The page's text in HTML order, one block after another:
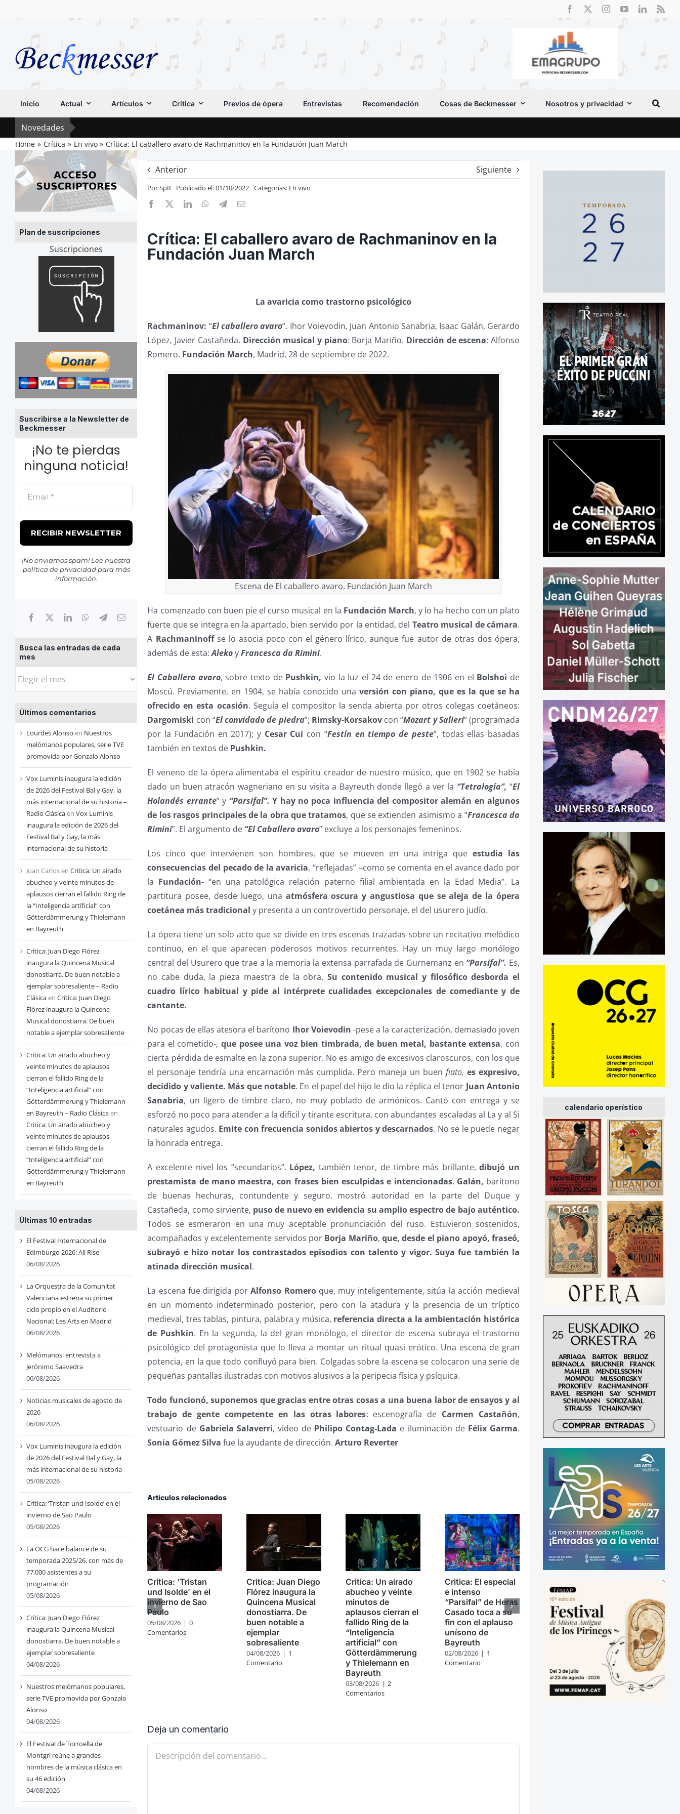
Inicio Actual Artículos Crítica Previos de ópera Entrevistas Recomendación Cosas de Beckmesser Nosotros y privacidad
Novedades
Home Crítica En vivo Crítica: El caballero avaro de Rachmaninov en la Fundación Juan March
Plan de suscripciones
Suscripciones
Suscribirse a la Newsletter de
Beckmesser
¡No te pierdas
ninguna noticia!
¡No enviamos spam! Lee nuestra
política de privacidadpara más
información.
Busca las entradas de cada
mes
Busca
entradas
de
cada
mes
Últimos comentarios
Lourdes Alonso en Nuestros
melómanos populares, serie TVE
promovida por Gonzalo Alonso
Vox Luminis inaugura la edición
de 2026 del Festival Bal y Gay, la
más internacional de su historia –
Radio Clásicaen Vox Luminis
inaugura la edición de 2026 del
Festival Bal y Gay, la más
internacional de su historia
Juan Carlosen Critica: Un airado
abucheo y veinte minutos de
aplausos cierran el fallido Ring de
la “Inteligencia artificial” con
Götterdämmerung y Thielemann
en Bayreuth
Crítica: Juan Diego Flórez
inaugura la Quincena Musical
donostiarra. De buen notable a
ejemplar sobresaliente – Radio
Clásicaen Crítica: Juan Diego
Flórez inaugura la Quincena
Musical donostiarra. De buen
notable a ejemplar sobresaliente
Critica: Un airado abucheo y
veinte minutos de aplausos
cierran el fallido Ring de la
“Inteligencia artificial” con
Götterdämmerung y Thielemann
en Bayreuth – Radio Clásicaen
Critica: Un airado abucheo y
veinte minutos de aplausos
cierran el fallido Ring de la
“Inteligencia artificial” con
Götterdämmerung y Thielemann
en Bayreuth
Últimas 10 entradas
El Festival Internacional de
Edimburgo 2026: All Rise
06/08/2026
La Orquestra de la Comunitat
Valenciana estrena su primer
ciclo propio en el Auditorio
Nacional: Les Arts en Madrid
06/08/2026
Melómanos: entrevista a
Jerónimo Saavedra
06/08/2026
Noticias musicales de agosto de
2026
06/08/2026
Vox Luminis inaugura la edición
de 2026 del Festival Bal y Gay, la
más internacional de su historia
05/08/2026
Crítica: ‘Tristan und Isolde’ en el
invierno de Sao Paulo
05/08/2026
La OCG hace balance de su
temporada 2025/26, con más de
77.000 asistentes a su
programación
05/08/2026
Crítica: Juan Diego Flórez
inaugura la Quincena Musical
donostiarra. De buen notable a
ejemplar sobresaliente
04/08/2026
Nuestros melómanos populares,
serie TVE promovida por Gonzalo
Alonso
04/08/2026
El Festival de Torroella de
Montgrí reúne a grandes
nombres de la música clásica en
su 46 edición
04/08/2026
Anterior Siguiente
PorSpR Publicado el: 01/10/2022 Categorías: En vivo
Crítica: El caballero avaro de Rachmaninov en la
Fundación Juan March
La avaricia como trastorno psicológico
Rachmaninov: “El caballero avaro”. Ihor Voievodin, Juan Antonio Sanabria, Isaac Galán, Gerardo
López, Javier Castañeda. Dirección musical y piano: Borja Mariño. Dirección de escena: Alfonso
Romero. Fundación March, Madrid, 28 de septiembre de 2022.
Escena de El caballero avaro. Fundación Juan March
Ha comenzado con buen pie el curso musical en la Fundación March, y lo ha hecho con un plato
fuerte que se integra en la apartado, bien servido por la entidad, del Teatro musical de cámara.
A Rachmaninoffse lo asocia poco con el género lírico, aunque fue autor de otras dos ópera,
además de esta:AlekoyFrancesca da Rimini.
El Caballero avaro, sobre texto de Pushkin, vio la luz el 24 de enero de 1906 en el Bolshoi de
Moscú. Previamente, en 1904, se había conocido unaversión con piano, que es la que se ha
ofrecido en esta ocasión. Seguía el compositor la senda abierta por otros colegas coetáneos:
Dargomiski con “El convidado de piedra”; Rimsky-Korsakovcon “Mozart y Salieri” (programada
por la Fundación en 2017); y Cesar Cui con “Festín en tiempo de peste”, todas ellas basadas
también en textos de Pushkin.
El veneno de la ópera alimentaba el espíritu creador de nuestro músico, que en 1902 se había
dado un buen atracón wagneriano en su visita a Bayreuth donde llegó a ver la “Tetralogía”, “El
Holandés errante” y “Parsifal”. Y hay no poca influencia del compositor alemán en algunos
de los rasgos principales de la obra que tratamos, que se extienden asimismo a “Francesca da
Rimini”. El argumento de “El Caballero avaro” excluye a los personajes femeninos.
Los cinco que intervienen son hombres, que se mueven en una intriga queestudia las
consecuencias del pecado de la avaricia, “reflejadas” –como se comenta en el avance dado por
la Fundación- “en una patológica relación paterno filial ambientada en la Edad Media”. La
partitura posee, desde luego, una atmósfera oscura y angustiosa que se aleja de la ópera
coetánea más tradicional y presenta a un controvertido personaje, el del usurero judío.
La ópera tiene un solo acto que se divide en tres escenas trazadas sobre un recitativo melódico
continuo, en el que aparecen poderosos motivos recurrentes. Hay un muy largo monólogo
central del Usurero que trae a la memoria la extensa parrafada de Gurnemanz en “Parsifal”. Es,
no cabe duda, la pieza maestra de la obra.Su contenido musical y filosófico desborda el
cuadro lírico habitual y pide al intérprete cualidades excepcionales de comediante y de
cantante.
No pocas de ellas atesora el barítono Ihor Voievodin -pese a la caracterización, demasiado joven
para el cometido-,que posee una voz bien timbrada, de buen metal, bastante extensa, con
cierta pérdida de esmalte en la zona superior. No es amigo de excesivos claroscuros, con los que
el personaje tendría una encarnación más cumplida. Pero maneja un buenfiato, es expresivo,
decidido y valiente. Más que notable. En el papel del hijo le dio la réplica el tenor Juan Antonio
Sanabria, un ligero de timbre claro, no muy poblado de armónicos. Cantó con entrega y se
esforzó no poco para atender a la difícil y tirante escritura, con abundantes escaladas al La y al Si
naturales agudos. Emite con frecuencia sonidos abiertos y descarnados. No se le puede negar
la honrada entrega.
A excelente nivel los “secundarios”. López, también tenor, de timbre más brillante,dibujó un
prestamista de mano maestra, con frases bien esculpidas e intencionadas. Galán, barítono
de buenas hechuras, contundente y seguro, mostró autoridad en la parte del Duque y
Castañeda, como sirviente, puso de nuevo en evidencia su amplio espectro de bajo auténtico.
Todos se esmeraron en una muy aceptable pronunciación del ruso. Estuvieron sostenidos,
acompañados y excelentemente servidos por Borja Mariño,que, desde el piano apoyó, fraseó,
subrayó e hizo notar los contrastados episodios con talento y vigor. Suya fue también la
atinada dirección musical.
La escena fue dirigida porAlfonso Romeroque, muy inteligentemente, sitúa la acción medieval
en un momento indeterminado posterior, pero con la atadura y la presencia de un tríptico
medieval, tres tablas, pintura, palabra y música, referencia directa a la ambientación histórica
de Pushkin. En la segunda, la del gran monólogo, el director de escena subraya el trastorno
psicológico del protagonista que lo lleva a montar un ritual quasi erótico. Una escena de gran
potencia, en la que todo confluyó para bien. Colgadas sobre la escena se colocaron una serie de
pequeñas pantallas ilustradas con motivos alusivos a la peripecia física y psíquica.
Todo funcionó, suponemos que gracias entre otras cosas a una buena labor de ensayos y al
trabajo de gente competente en las otras labores: escenografía de Carmen Castañón,
vestuario de Gabriela Salaverri, video de Philipo Contag-Lada e iluminación de Félix Garma.
Sonia Gómez Silva fue la ayudante de dirección.Arturo Reverter
Artículos relacionados
Crítica: ‘Tristan
und Isolde’ en el
invierno de Sao
Paulo
05/08/2026 | 0
Comentarios
Crítica: Juan Diego
Flórez inaugura la
Quincena Musical
donostiarra. De
buen notable a
ejemplar
sobresaliente
04/08/2026 | 1
Comentario
Critica: Un airado
abucheo y veinte
minutos de
aplausos cierran el
fallido Ring de la
“Inteligencia
artificial” con
Götterdämmerung
y Thielemann en
Bayreuth
03/08/2026 | 2
Comentarios
Critica: El especial
e intenso
“Parsifal” de Heras
Casado toca a su
fin con el aplauso
unísono de
Bayreuth
02/08/2026 | 1
Comentario
Deja un comentario
Comentario
calendario operístico